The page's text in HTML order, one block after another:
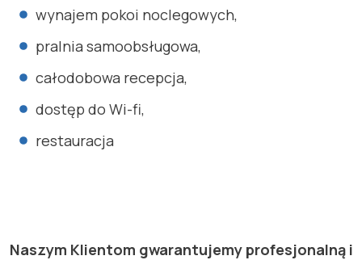
wynajem pokoi noclegowych,
pralnia samoobsługowa,
całodobowa recepcja,
dostęp do Wi-fi,
restauracja
Naszym Klientom gwarantujemy profesjonalną i